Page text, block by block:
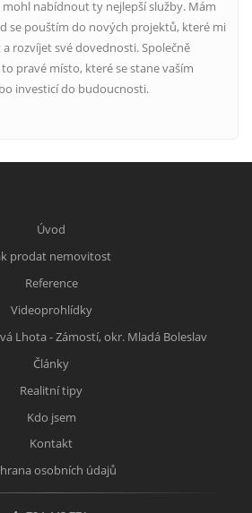
nabídnout ty nejlepší služby. Mám
se pouštím do nových projektů, které mi
rozvíjet své dovednosti. Společně
pravé místo, které se stane vaším
investicí do budoucnosti.
Úvod
prodat nemovitost
Reference
Videoprohlídky
Lhota - Zámostí, okr. Mladá Boleslav
Články
Realitní tipy
Kdo jsem
Kontakt
osobních údajů